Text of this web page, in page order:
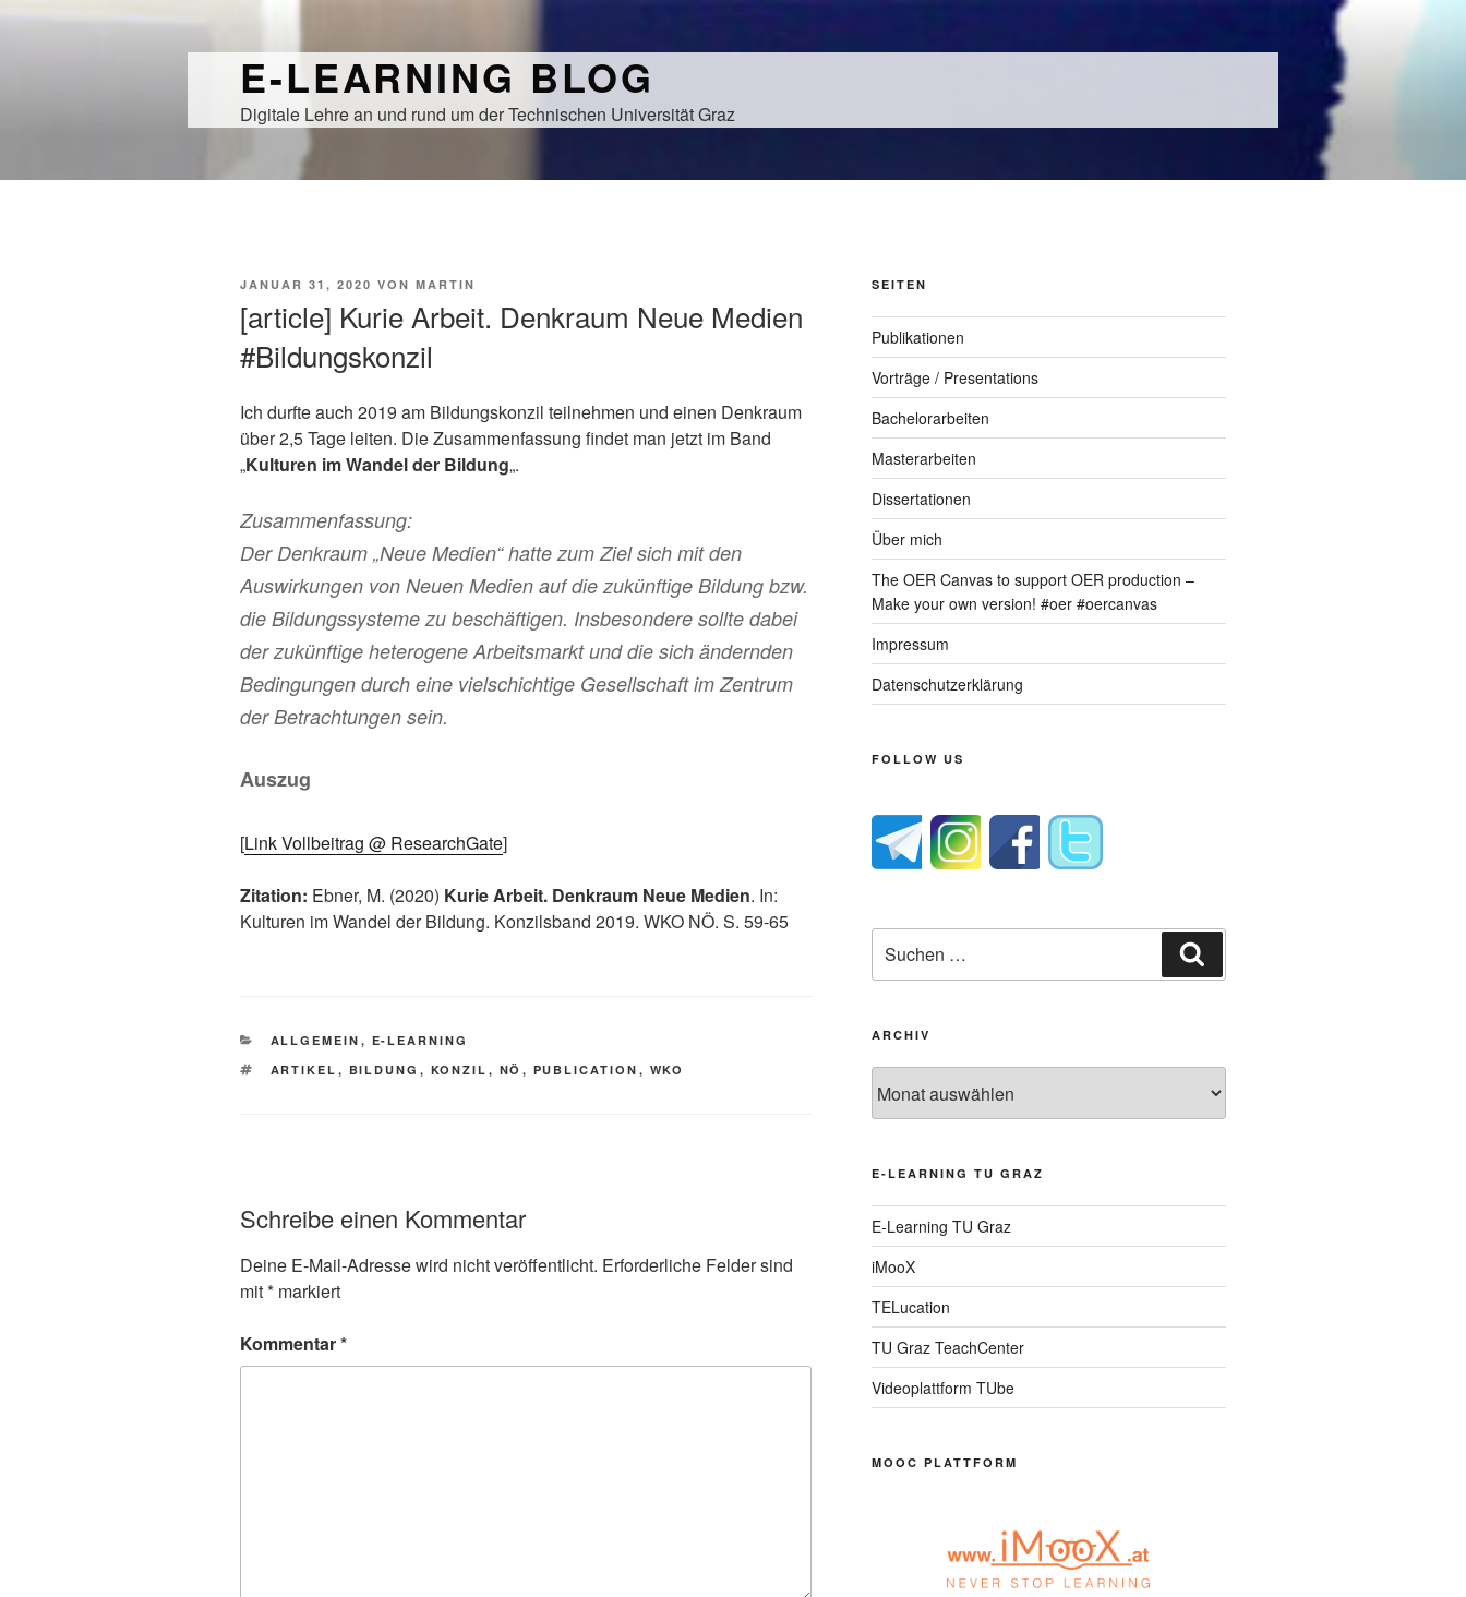
E-LEARNING BLOG
Digitale Lehre an und rund um der Technischen Universität Graz
VERÖFFENTLICHT
JANUAR 31, 2020 VON MARTIN
[article] Kurie Arbeit. Denkraum Neue Medien
#Bildungskonzil
Ich durfte auch 2019 am Bildungskonzil teilnehmen und einen Denkraum
über 2,5 Tage leiten. Die Zusammenfassung findet man jetzt im Band
„Kulturen im Wandel der Bildung„.
Zusammenfassung:
Der Denkraum „Neue Medien“ hatte zum Ziel sich mit den
Auswirkungen von Neuen Medien auf die zukünftige Bildung bzw.
die Bildungssysteme zu beschäftigen. Insbesondere sollte dabei
der zukünftige heterogene Arbeitsmarkt und die sich ändernden
Bedingungen durch eine vielschichtige Gesellschaft im Zentrum
der Betrachtungen sein.
Auszug
[Link Vollbeitrag @ ResearchGate]
Zitation: Ebner, M. (2020) Kurie Arbeit. Denkraum Neue Medien. In:
Kulturen im Wandel der Bildung. Konzilsband 2019. WKO NÖ. S. 59-65
KATEGORIEN
ALLGEMEIN , E-LEARNING
SCHLAGWÖRTER
ARTIKEL , BILDUNG , KONZIL , NÖ , PUBLICATION , WKO
Schreibe einen Kommentar
Deine E-Mail-Adresse wird nicht veröffentlicht. Erforderliche Felder sind
mit* markiert
Kommentar*
SEITEN
Publikationen
Vorträge / Presentations
Bachelorarbeiten
Masterarbeiten
Dissertationen
Über mich
The OER Canvas to support OER production –
Make your own version! #oer #oercanvas
Impressum
Datenschutzerklärung
FOLLOW US
nach:
ARCHIV
E-LEARNING TU GRAZ
E-Learning TU Graz
iMooX
TELucation
TU Graz TeachCenter
Videoplattform TUbe
MOOC PLATTFORM